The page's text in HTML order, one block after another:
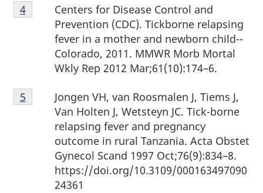
Note
de
Centers for Disease Control and
Prevention (CDC). Tickborne relapsing
fever in a mother and newborn child--
Colorado, 2011. MMWR Morb Mortal
Wkly Rep 2012 Mar;61(10):174–6.
Retour à laréférence de la note de bas de page
4
Note
de
Jongen VH, van Roosmalen J, Tiems J,
Van Holten J, Wetsteyn JC. Tick-borne
relapsing fever and pregnancy
outcome in rural Tanzania. Acta Obstet
Gynecol Scand 1997 Oct;76(9):834–8.
https://doi.org/10.3109/000163497090
24361
Retour à la référence de la note de bas de page
5